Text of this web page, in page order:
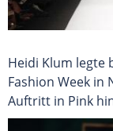
Heidi Klum legte
Fashion Week in
Auftritt in Pink